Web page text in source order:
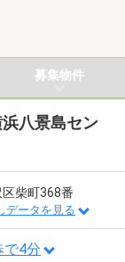
募集物件
八景島セン
柴町368番
データを見る
で4分